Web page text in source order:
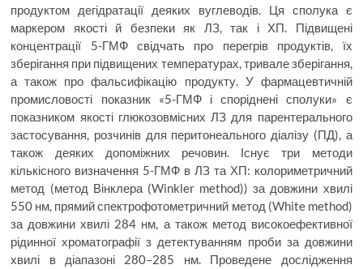
продуктом дегідратації деяких вуглеводів. Ця сполука є
маркером якості й безпеки як ЛЗ, так і ХП. Підвищені
концентрації 5-ГМФ свідчать про перегрів продуктів, їх
зберігання при підвищених температурах, тривале зберігання,
а також про фальсифікацію продукту. У фармацевтичній
промисловості показник «5-ГМФ і споріднені сполуки» є
показником якості глюкозовмісних ЛЗ для парентерального
застосування, розчинів для перитонеального діалізу (ПД), а
також деяких допоміжних речовин. Існує три методи
кількісного визначення 5-ГМФ в ЛЗ та ХП: колориметричний
метод (метод Вінклера (Winkler method)) за довжини хвилі
550 нм, прямий спектрофотометричний метод (White method)
за довжини хвилі 284 нм, а також метод високоефективної
рідинної хроматографії з детектуванням проби за довжини
хвилі в діапазоні 280–285 нм. Проведене дослідження